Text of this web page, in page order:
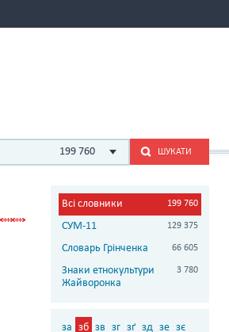
199 760 ШУКАТИ
Всі словники 199 760
СУМ-11 129 375
Словарь Грінченка 66 605
Знаки етнокультури
Жайворонка
3 780
за зб зв зг зґ зд зе зє